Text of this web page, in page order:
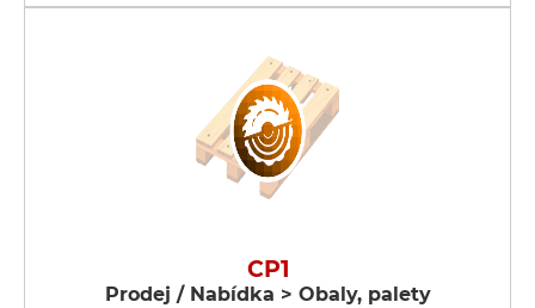
CP1
Prodej / Nabídka > Obaly, palety